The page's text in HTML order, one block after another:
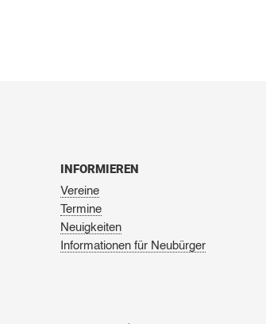
INFORMIEREN
Vereine
Termine
Neuigkeiten
Informationen für Neubürger